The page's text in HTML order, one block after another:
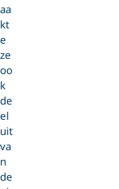
aa
kt
e
ze
oo
k
de
el
uit
va
n
de